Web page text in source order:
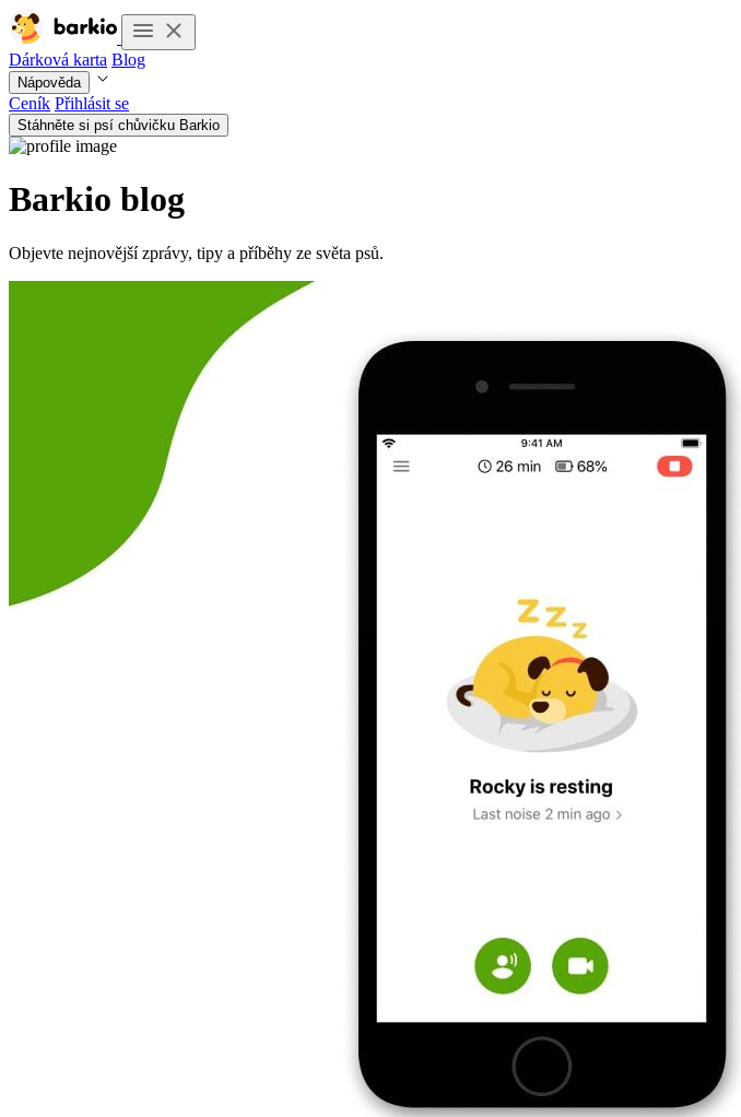
Dárková karta Blog
Nápověda
Ceník Přihlásit se
Stáhněte si psí chůvičku Barkio
Barkio blog
Objevte nejnovější zprávy, tipy a příběhy ze světa psů.